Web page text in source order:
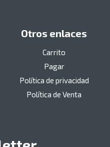
Otros enlaces
Carrito
Pagar
Política de privacidad
Política de Venta